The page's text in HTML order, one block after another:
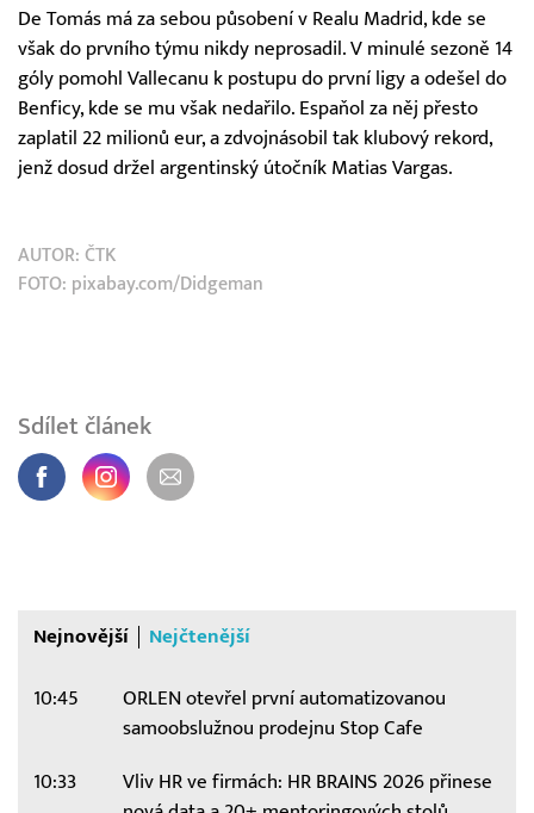
De Tomás má za sebou působení v Realu Madrid, kde se
však do prvního týmu nikdy neprosadil. V minulé sezoně 14
góly pomohl Vallecanu k postupu do první ligy a odešel do
Benficy, kde se mu však nedařilo. Espaňol za něj přesto
zaplatil 22 milionů eur, a zdvojnásobil tak klubový rekord,
jenž dosud držel argentinský útočník Matias Vargas.
AUTOR: ČTK
FOTO: pixabay.com/Didgeman
Sdílet článek
Nejnovější Nejčtenější
10:45
ORLEN otevřel první automatizovanou
samoobslužnou prodejnu Stop Cafe
10:33
Vliv HR ve firmách: HR BRAINS 2026 přinese